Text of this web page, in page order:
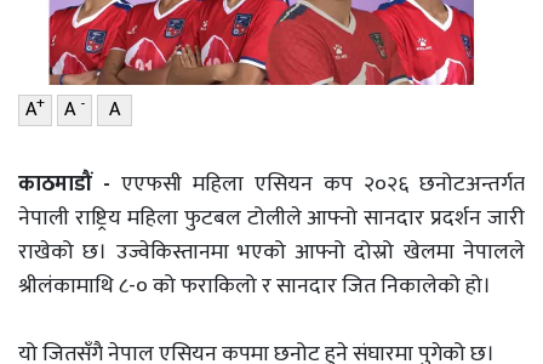
संस्कार
प्रदेश
खेलकुद
सूचना/
प्रविधि
पर्यटन
विशेष
प्रदेश
खेलकुद
सूचना/
पर्यटन
इन्द्रेणी–
विशेष
A+ A- A
काठमाडौं - एएफसी महिला एसियन कप २०२६ छनोटअन्तर्गत
नेपाली राष्ट्रिय महिला फुटबल टोलीले आफ्नो सानदार प्रदर्शन जारी
राखेको छ। उज्वेकिस्तानमा भएको आफ्नो दोस्रो खेलमा नेपालले
श्रीलंकामाथि ८-० को फराकिलो र सानदार जित निकालेको हो।
यो जितसँगै नेपाल एसियन कपमा छनोट हुने संघारमा पुगेको छ।